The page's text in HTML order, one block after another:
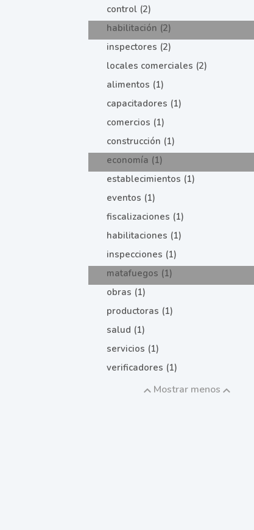
control (2)
habilitación (2)
inspectores (2)
locales comerciales (2)
alimentos (1)
capacitadores (1)
comercios (1)
construcción (1)
economía (1)
establecimientos (1)
eventos (1)
fiscalizaciones (1)
habilitaciones (1)
inspecciones (1)
matafuegos (1)
obras (1)
productoras (1)
salud (1)
servicios (1)
verificadores (1)
Mostrar menos